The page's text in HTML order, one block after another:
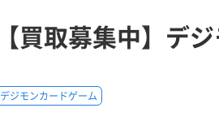
【買取募集中】デ
デジモンカードゲーム